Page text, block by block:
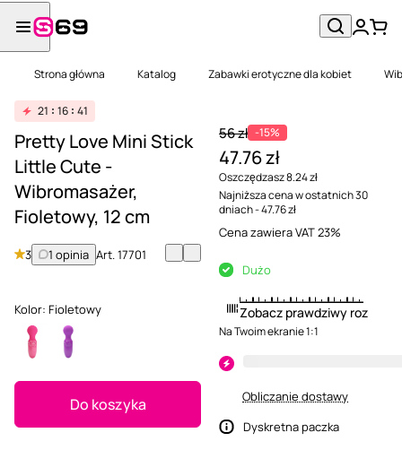
Strona główna Katalog Zabawki erotyczne dla kobiet
21 16 41
Pretty Love Mini Stick
Little Cute -
Wibromasażer,
Fioletowy, 12 cm
3 1 opinia Art.17701
Kolor: Fioletowy
Do koszyka
56 zł -15%
47.76 zł
Oszczędzasz 8.24 zł
Najniższa cena w ostatnich 30
dniach - 47.76 zł
Cena zawiera VAT 23%
Dużo
Zobacz prawdziwy rozmiar
Na Twoim ekranie 1:1
Obliczanie dostawy
Dyskretna paczka